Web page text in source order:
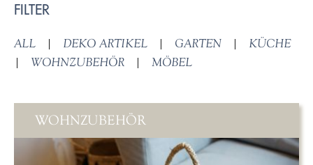
FILTER
ALL | DEKO ARTIKEL | GARTEN |
KÜCHE
|
WOHNZUBEHÖR | MÖBEL
WOHNZUBEHÖR